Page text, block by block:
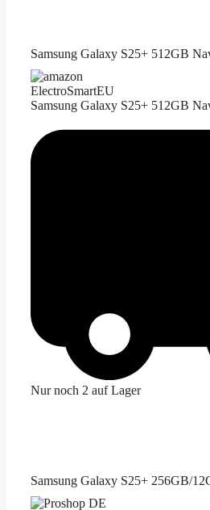
Samsung Galaxy S25+ 512GB
ElectroSmartEU
Samsung Galaxy S25+ 512GB
Nur noch 2 auf Lager
Samsung Galaxy S25+ 256GB/